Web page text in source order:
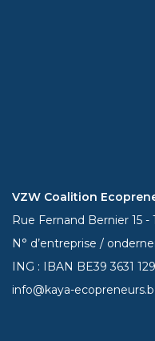
VZW Coalition
Rue Fernand Bernier 15 -
N° d’entreprise /
ING : IBAN BE393631
info@kaya-